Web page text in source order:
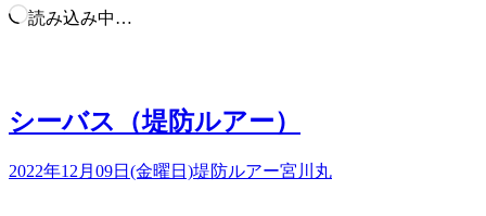
読み込み中…
シーバス（堤防ルアー）
2022年12月09日(金曜日)堤防ルアー宮川丸